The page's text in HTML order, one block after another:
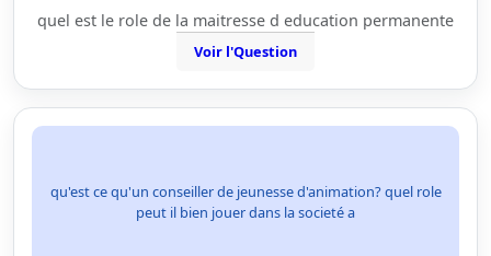
quel est le role de la maitresse d education permanente
Voir l'Question
qu'est ce qu'un conseiller de jeunesse d'animation? quel role
peut il bien jouer dans la societé a